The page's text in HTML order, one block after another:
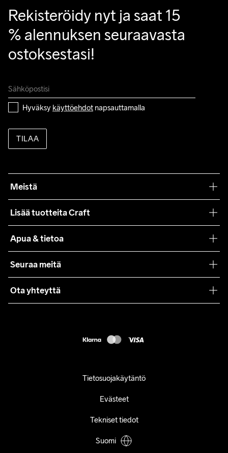
Rekisteröidy nyt ja saat 15
% alennuksen seuraavasta
ostoksestasi!
Hyväksy käyttöehdot napsauttamalla
TILAA
Meistä
Lisää tuotteita Craft
Yhteistyöt
Lehdistö
Apua & tietoa
Käyttöehdot
Asiakaspalvelu
Seuraa meitä
Ota yhteyttä
Tietosuojakäytäntö
Evästeet
Tekniset tiedot
Suomi